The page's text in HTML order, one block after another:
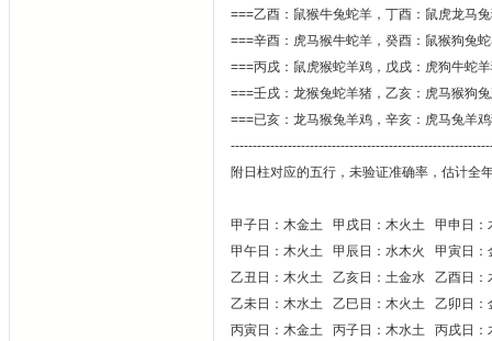
===乙酉：鼠猴牛兔蛇羊，丁酉：鼠虎龙马
===辛酉：虎马猴牛蛇羊，癸酉：鼠猴狗兔
===丙戌：鼠虎猴蛇羊鸡，戊戌：虎狗牛蛇
===壬戌：龙猴兔蛇羊猪，乙亥：虎马猴狗
===已亥：龙马猴兔羊鸡，辛亥：虎马兔羊
附日柱对应的五行，未验证准确率，估计全
甲子日：木金土 甲戌日：木火土 甲申日
甲午日：木火土 甲辰日：水木火 甲寅日：
乙丑日：木火土 乙亥日：土金水 乙酉日
乙未日：木水土 乙巳日：木火土 乙卯日：
丙寅日：木金土 丙子日：木水土 丙戌日：